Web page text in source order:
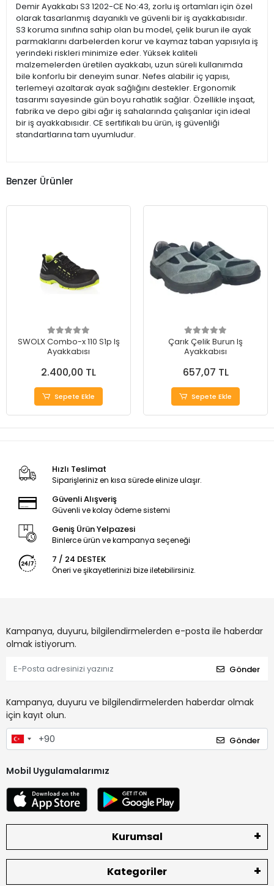
Demir Ayakkabı S3 1202-CE No:43, zorlu iş ortamları için özel
olarak tasarlanmış dayanıklı ve güvenli bir iş ayakkabısıdır.
S3 koruma sınıfına sahip olan bu model, çelik burun ile ayak
parmaklarını darbelerden korur ve kaymaz taban yapısıyla iş
yerindeki riskleri minimize eder. Yüksek kaliteli
malzemelerden üretilen ayakkabı, uzun süreli kullanımda
bile konforlu bir deneyim sunar. Nefes alabilir iç yapısı,
terlemeyi azaltarak ayak sağlığını destekler. Ergonomik
tasarımı sayesinde gün boyu rahatlık sağlar. Özellikle inşaat,
fabrika ve depo gibi ağır iş sahalarında çalışanlar için ideal
bir iş ayakkabısıdır. CE sertifikalı bu ürün, iş güvenliği
standartlarına tam uyumludur.
Benzer Ürünler
SWOLX Combo-x 110 S1p Iş
Ayakkabısı
2.400,00 TL
Sepete Ekle
Çarık Çelik Burun Iş
Ayakkabısı
657,07 TL
Sepete Ekle
Hızlı Teslimat
Siparişleriniz en kısa sürede elinize ulaşır.
Güvenli Alışveriş
Güvenli ve kolay ödeme sistemi
Geniş Ürün Yelpazesi
Binlerce ürün ve kampanya seçeneği
7 / 24 DESTEK
Öneri ve şikayetlerinizi bize iletebilirsiniz.
Kampanya, duyuru, bilgilendirmelerden e-posta ile haberdar
olmak istiyorum.
Gönder
Kampanya, duyuru ve bilgilendirmelerden haberdar olmak
için kayıt olun.
Gönder
Mobil Uygulamalarımız
Kurumsal
Kategoriler